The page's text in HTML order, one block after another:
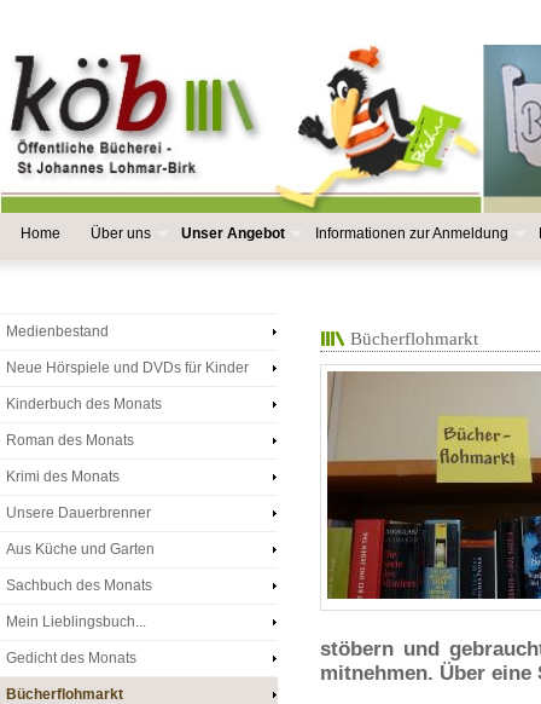
Home Über uns Unser Angebot Informationen zur Anmeldung
Medienbestand
Neue Hörspiele und DVDs für Kinder
Kinderbuch des Monats
Roman des Monats
Krimi des Monats
Unsere Dauerbrenner
Aus Küche und Garten
Sachbuch des Monats
Mein Lieblingsbuch...
Gedicht des Monats
Bücherflohmarkt
Bücherflohmarkt
stöbern und
mitnehmen. Über